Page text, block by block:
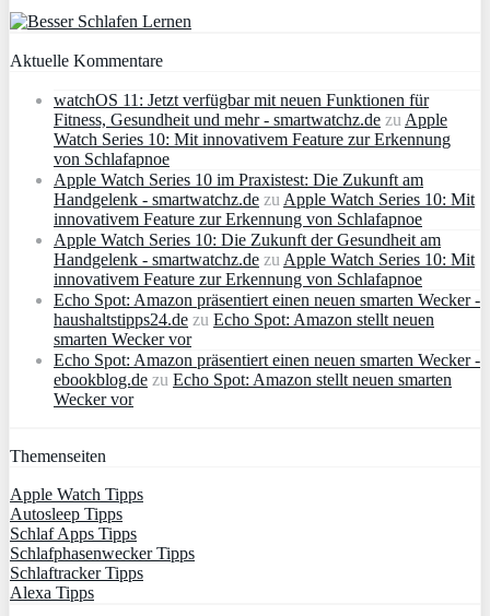
Aktuelle Kommentare
watchOS 11: Jetzt verfügbar mit neuen Funktionen für
Fitness, Gesundheit und mehr - smartwatchz.de zu Apple
Watch Series 10: Mit innovativem Feature zur Erkennung
von Schlafapnoe
Apple Watch Series 10 im Praxistest: Die Zukunft am
Handgelenk - smartwatchz.de zu Apple Watch Series 10: Mit
innovativem Feature zur Erkennung von Schlafapnoe
Apple Watch Series 10: Die Zukunft der Gesundheit am
Handgelenk - smartwatchz.de zu Apple Watch Series 10: Mit
innovativem Feature zur Erkennung von Schlafapnoe
Echo Spot: Amazon präsentiert einen neuen smarten Wecker -
haushaltstipps24.de zu Echo Spot: Amazon stellt neuen
smarten Wecker vor
Echo Spot: Amazon präsentiert einen neuen smarten Wecker -
ebookblog.de zu Echo Spot: Amazon stellt neuen smarten
Wecker vor
Themenseiten
Apple Watch Tipps
Autosleep Tipps
Schlaf Apps Tipps
Schlafphasenwecker Tipps
Schlaftracker Tipps
Alexa Tipps